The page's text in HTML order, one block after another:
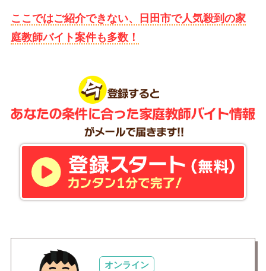
ここではご紹介できない、日田市で人気殺到の家
庭教師バイト案件も多数！
オンライン